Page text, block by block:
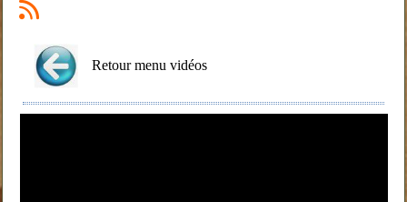
Retour menu vidéos